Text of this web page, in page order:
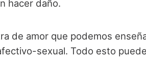
hacer daño.
de amor que podemos
sexual. Todo esto